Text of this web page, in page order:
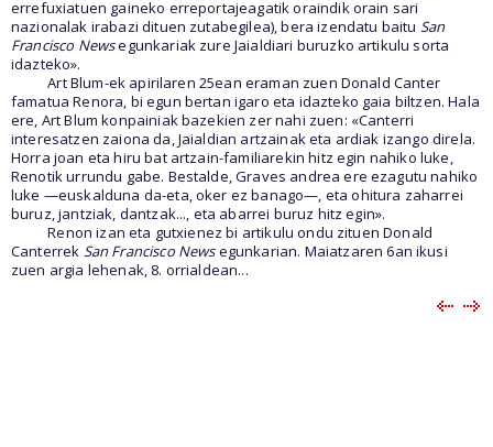
errefuxiatuen gaineko erreportajeagatik oraindik orain sari
nazionalak irabazi dituen zutabegilea), bera izendatu baitu San
Francisco Newsegunkariak zure Jaialdiari buruzko artikulu sorta
idazteko».
Art Blum-ek apirilaren 25ean eraman zuen Donald Canter
famatua Renora, bi egun bertan igaro eta idazteko gaia biltzen. Hala
ere, Art Blum konpainiak bazekien zer nahi zuen: «Canterri
interesatzen zaiona da, Jaialdian artzainak eta ardiak izango direla.
Horra joan eta hiru bat artzain-familiarekin hitz egin nahiko luke,
Renotik urrundu gabe. Bestalde, Graves andrea ere ezagutu nahiko
luke —euskalduna da-eta, oker ez banago—, eta ohitura zaharrei
buruz, jantziak, dantzak..., eta abarrei buruz hitz egin».
Renon izan eta gutxienez bi artikulu ondu zituen Donald
Canterrek San Francisco Newsegunkarian. Maiatzaren 6an ikusi
zuen argia lehenak, 8. orrialdean...